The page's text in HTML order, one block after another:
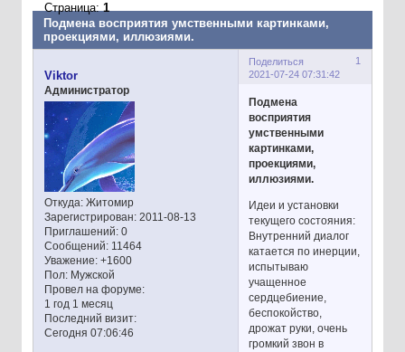
Подмена восприятия умственными картинками,
проекциями, иллюзиями.
Страница:1
Поделиться
1
2021-07-24 07:31:42
Viktor
Администратор
Откуда:Житомир
Зарегистрирован: 2011-08-13
Приглашений:0
Сообщений:11464
Уважение: +1600
Пол:Мужской
Провел на форуме:
1 год 1 месяц
Последний визит:
Сегодня 07:06:46
Подмена
восприятия
умственными
картинками,
проекциями,
иллюзиями.
Идеи и установки
текущего состояния:
Внутренний диалог
катается по инерции,
испытываю
учащенное
сердцебиение,
беспокойство,
дрожат руки, очень
громкий звон в